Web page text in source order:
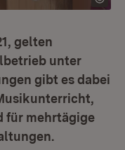
gelten
unter
gibt es dabei
für mehrtägige